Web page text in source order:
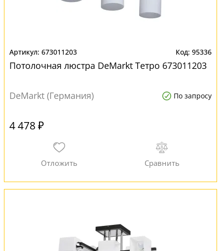
673011203 95336
Потолочная люстра DeMarkt Тетро 673011203
DeMarkt (Германия) По запросу
4 478 ₽